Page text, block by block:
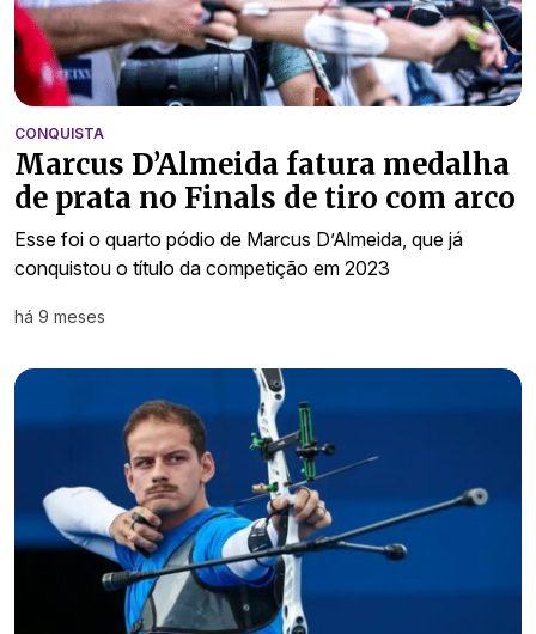
CONQUISTA
Marcus D’Almeida fatura medalha
de prata no Finals de tiro com arco
Esse foi o quarto pódio de Marcus D’Almeida, que já
conquistou o título da competição em 2023
há 9 meses